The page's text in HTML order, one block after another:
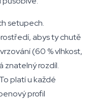
setupech.
abys ty chutě
(60 % vlhkost,
znatelný rozdíl.
platí u každé
profil